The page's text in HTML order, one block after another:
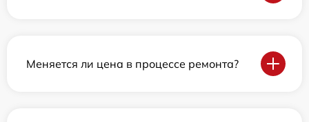
Меняется ли цена в процессе ремонта?